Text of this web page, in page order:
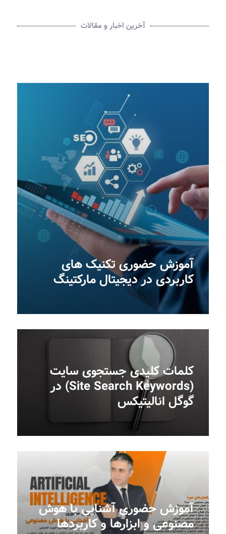
آخرین اخبار و مقالات
آموزش حضوری تکنیک های
کاربردی در دیجیتال مارکتینگ
کلمات کلیدی جستجوی سایت
(Site Search Keywords) در
گوگل انالیتیکس
آموزش حضوری آشنایی با هوش
مصنوعی و ابزارها و کاربردها